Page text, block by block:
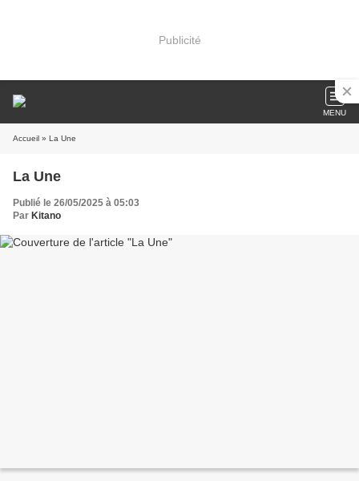
Publicité
MENU
Accueil » La Une
La Une
Publié le 26/05/2025 à 05:03
Par Kitano